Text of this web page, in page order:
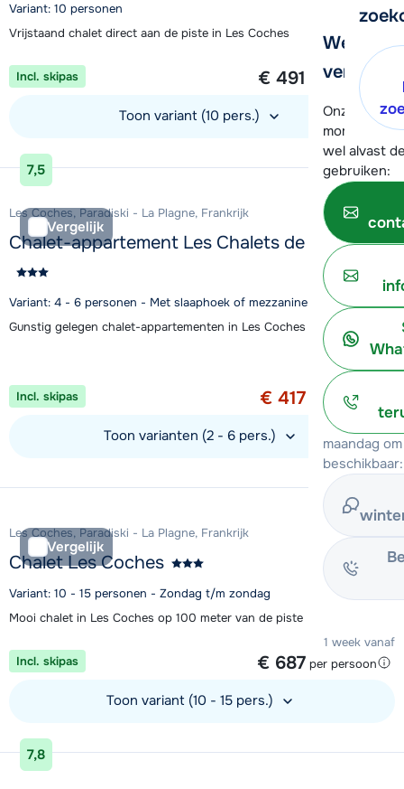
We
verder!
Onze
moment
wel alvast
gebruiken:
maandag
beschikbaar:
Variant: 10 personen
Vrijstaand chalet direct aan de piste in Les Coches
1 week vanaf
€ 491 per persoon
Incl. skipas
Toon variant (10 pers.)
Bekijk accommodatie
7,5
Vergelijk
Les Coches, Paradiski - La Plagne, Frankrijk
Chalet-appartement Les Chalets de Wengen
Variant: 4 - 6 personen - Met slaaphoek of mezzanine
Gunstig gelegen chalet-appartementen in Les Coches met zwembad
Aanbieding
1 week vanaf
€ 417 per persoon
Incl. skipas
Toon varianten (2 - 6 pers.)
Vergelijk
Les Coches, Paradiski - La Plagne, Frankrijk
Chalet Les Coches
Variant: 10 - 15 personen - Zondag t/m zondag
Mooi chalet in Les Coches op 100 meter van de piste
1 week vanaf
€ 687 per persoon
Incl. skipas
Toon variant (10 - 15 pers.)
Bekijk accommodatie
7,8